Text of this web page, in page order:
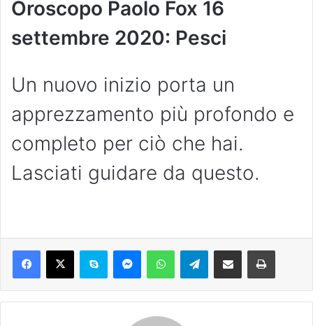
Oroscopo Paolo Fox 16
settembre 2020: Pesci
Un nuovo inizio porta un
apprezzamento più profondo e
completo per ciò che hai.
Lasciati guidare da questo.